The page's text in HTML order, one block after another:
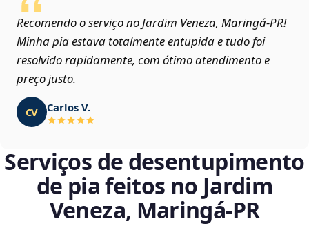
Recomendo o serviço no Jardim Veneza, Maringá‑PR!
Minha pia estava totalmente entupida e tudo foi
resolvido rapidamente, com ótimo atendimento e
preço justo.
CV Carlos V.
Serviços de desentupimento
de pia feitos no Jardim
Veneza, Maringá‑PR